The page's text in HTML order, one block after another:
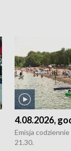
4.08.2026,
Emisja
21.30.